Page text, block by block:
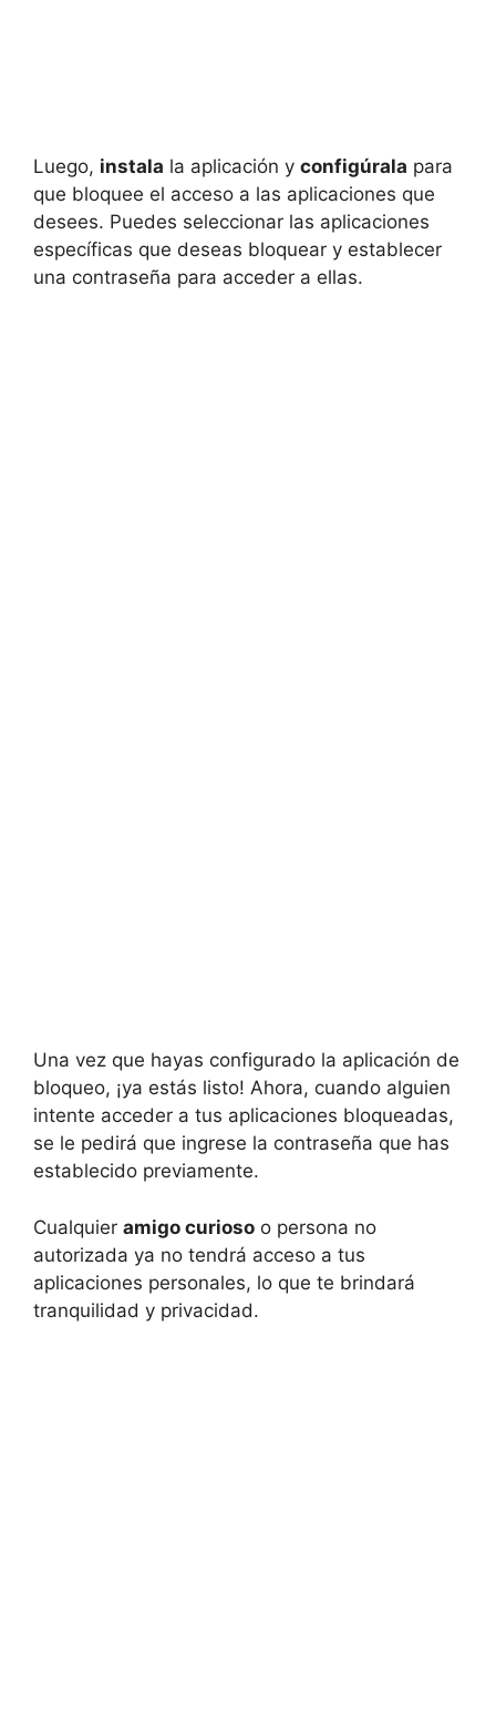
Luego, instala la aplicación y configúrala para
que bloquee el acceso a las aplicaciones que
desees. Puedes seleccionar las aplicaciones
específicas que deseas bloquear y establecer
una contraseña para acceder a ellas.
Una vez que hayas configurado la aplicación de
bloqueo, ¡ya estás listo! Ahora, cuando alguien
intente acceder a tus aplicaciones bloqueadas,
se le pedirá que ingrese la contraseña que has
establecido previamente.
Cualquier amigo curioso o persona no
autorizada ya no tendrá acceso a tus
aplicaciones personales, lo que te brindará
tranquilidad y privacidad.